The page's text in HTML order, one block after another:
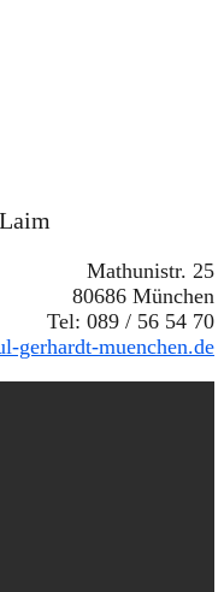
Mathunistr. 25
80686 München
Tel: 089 / 56 54 70
gerhardt-muenchen.de